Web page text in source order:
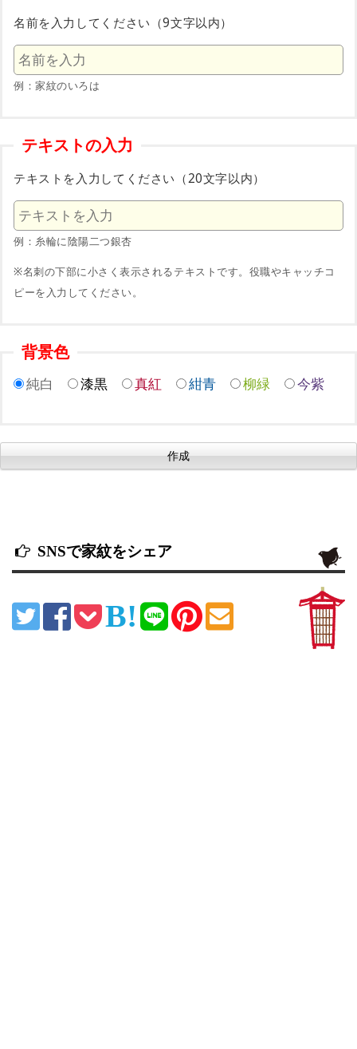
名前を入力してください（9文字以内）
例：家紋のいろは
テキストの入力
テキストを入力してください（20文字以内）
例：糸輪に陰陽二つ銀杏
※名刺の下部に小さく表示されるテキストです。役職やキャッチコ
ピーを入力してください。
背景色
純白 漆黒 真紅 紺青 柳緑 今紫
SNSで家紋をシェア